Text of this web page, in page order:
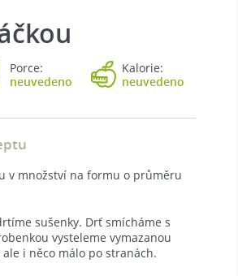
Porce:
neuvedeno
Kalorie:
neuvedeno
v množství na formu o průměru
sušenky. Drť smícháme s
vysteleme vymazanou
i něco málo po stranách.